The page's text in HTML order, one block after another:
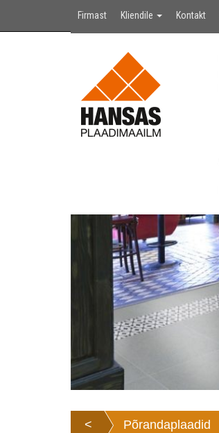
Firmast Kliendile Kontakt
< Põrandaplaadid